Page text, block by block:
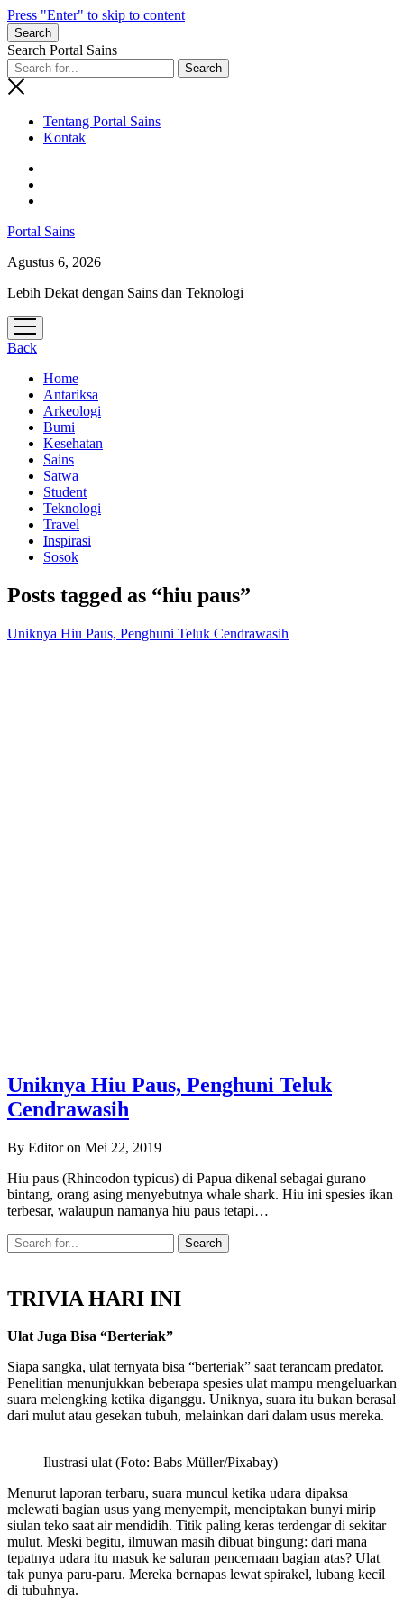
Press "Enter" to skip to content
Search
Search Portal Sains
Tentang Portal Sains
Kontak
Portal Sains
Agustus 6, 2026
Lebih Dekat dengan Sains dan Teknologi
open
menu
Back
Home
Antariksa
Arkeologi
Bumi
Kesehatan
Sains
Satwa
Student
Teknologi
Travel
Inspirasi
Sosok
Posts tagged as “hiu paus”
Uniknya Hiu Paus, Penghuni Teluk Cendrawasih
Uniknya Hiu Paus, Penghuni Teluk
Cendrawasih
By Editor on Mei 22, 2019
Hiu paus (Rhincodon typicus) di Papua dikenal sebagai gurano
bintang, orang asing menyebutnya whale shark. Hiu ini spesies ikan
terbesar, walaupun namanya hiu paus tetapi…
TRIVIA HARI INI
Ulat Juga Bisa “Berteriak”
Siapa sangka, ulat ternyata bisa “berteriak” saat terancam predator.
Penelitian menunjukkan beberapa spesies ulat mampu mengeluarkan
suara melengking ketika diganggu. Uniknya, suara itu bukan berasal
dari mulut atau gesekan tubuh, melainkan dari dalam usus mereka.
Ilustrasi ulat (Foto: Babs Müller/Pixabay)
Menurut laporan terbaru, suara muncul ketika udara dipaksa
melewati bagian usus yang menyempit, menciptakan bunyi mirip
siulan teko saat air mendidih. Titik paling keras terdengar di sekitar
mulut. Meski begitu, ilmuwan masih dibuat bingung: dari mana
tepatnya udara itu masuk ke saluran pencernaan bagian atas? Ulat
tak punya paru-paru. Mereka bernapas lewat spirakel, lubang kecil
di tubuhnya.